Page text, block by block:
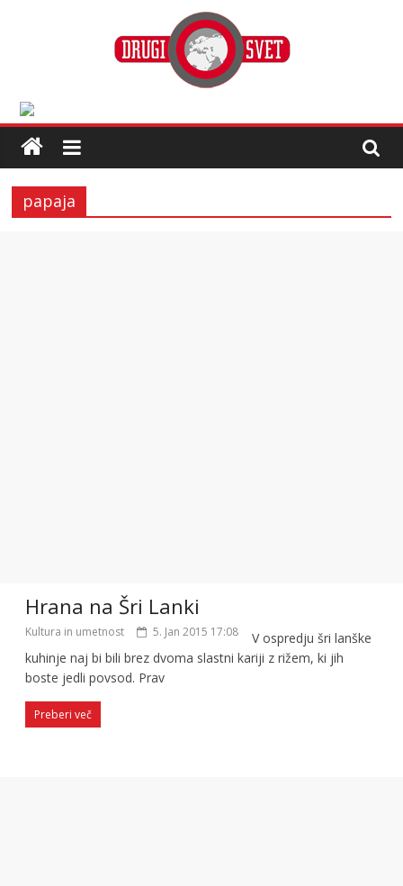
papaja
Hrana na Šri Lanki
Kultura in umetnost 5. Jan 2015 17:08
V ospredju šri lanške
kuhinje naj bi bili brez dvoma slastni kariji z rižem, ki jih
boste jedli povsod. Prav
Preberi več